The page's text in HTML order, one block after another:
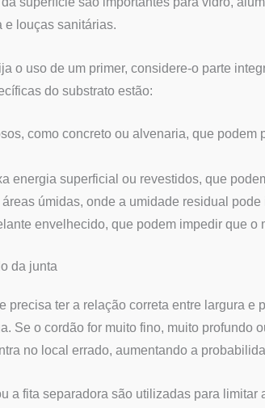
e louças sanitárias.
o uso de um primer, considere-o parte
do substrato estão:
como concreto ou alvenaria, que
energia superficial ou revestidos, que
úmidas, onde a umidade residual
envelhecido, que podem impedir que o
da junta
precisa ter a relação correta entre largura
Se o cordão for muito fino, muito profundo
no local errado, aumentando a
a fita separadora são utilizadas para